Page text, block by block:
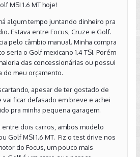
interno do veículo falaram bem
Eu peguei o manual achando que
que o automatico. Mas, nesse
nele, achei ele meio lerdo, não muito
1.0, porém com um conforto
Estava achando que seria
Sportline 1.6 VHT. Mas tô achando
ao maior peso, e parece ter
rotação.
ainda achando caro obviamente
nosso Brazilzão atual, ficou um
de entrada, mas com um
porém infelizmente com um motor
MSI 1.6 MT hoje!
algum tempo juntando dinheiro pra
Estava entre Focus, Cruze e Golf.
pelo câmbio manual. Minha compra
seria o Golf mexicano 1.4 TSI. Porém
das concessionárias ou possui
do meu orçamento.
apesar de ter gostado de
ficar defasado em breve e achei
pra minha pequena garagem.
entre dois carros, ambos modelo
Golf MSI 1.6 MT. Fiz o test drive nos
do Focus, um pouco mais